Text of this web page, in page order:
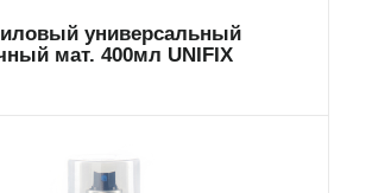
универсальный
мат. 400мл UNIFIX